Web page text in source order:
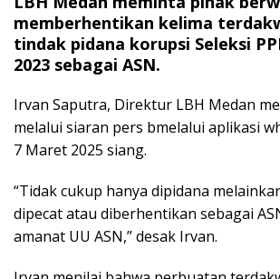
memberhentikan kelima
tindak pidana korupsi Seleksi
2023 sebagai ASN.
Irvan Saputra, Direktur LBH Medan
melalui siaran pers bmelalui aplikasi
7 Maret 2025 siang.
“Tidak cukup hanya dipidana
dipecat atau diberhentikan sebagai
amanat UU ASN,” desak Irvan.